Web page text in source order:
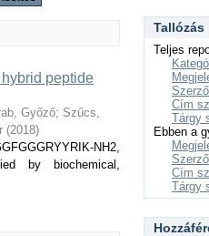
peptide
Győző; Szűcs,
(2018)
NH2,
by biochemical,
Tallózás
Teljes
Cím
Tárgy
Ebben a
Cím
Tárgy